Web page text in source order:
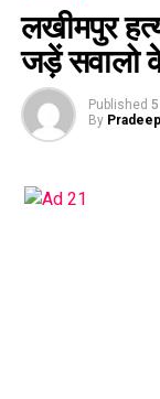
लखीमपुर
जड़ें सवालो
Published
By Pradeep